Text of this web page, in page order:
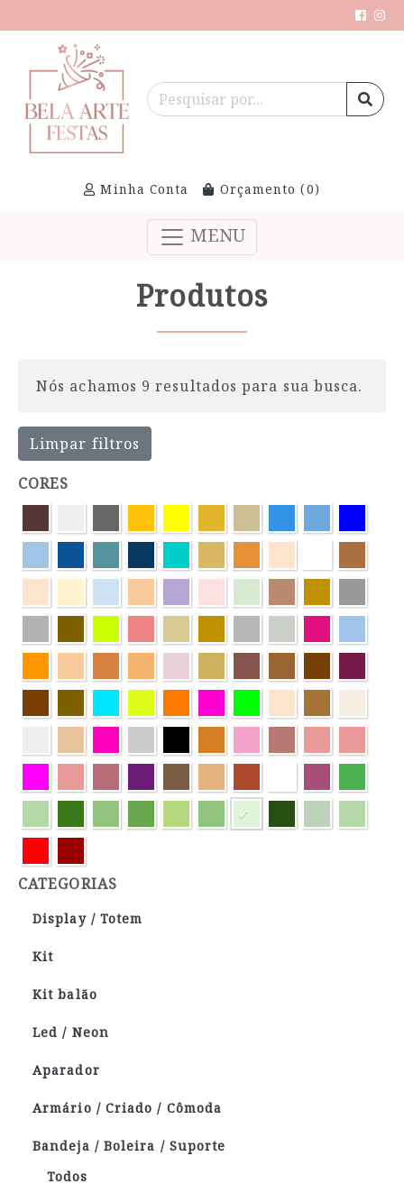
Minha Conta Orçamento (0)
MENU
Produtos
Nós achamos 9 resultados para sua busca.
Limpar filtros
CORES
CATEGORIAS
Display / Totem
Kit
Kit balão
Led / Neon
Aparador
Armário / Criado / Cômoda
Bandeja / Boleira / Suporte
Todos